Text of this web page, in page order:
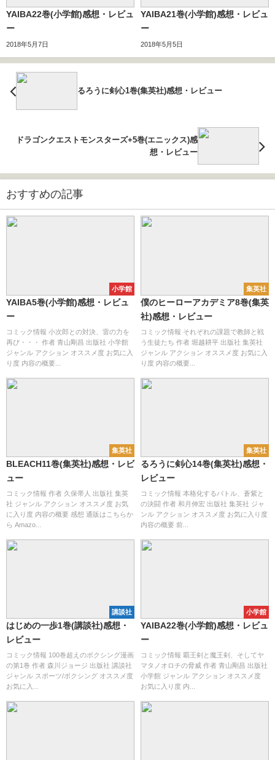
YAIBA22巻(小学館)感想・レビュ
ー
2018年5月7日
YAIBA21巻(小学館)感想・レビュ
ー
2018年5月5日
るろうに剣心1巻(集英社)感想・レビュー
ドラゴンクエストモンスターズ+5巻(エニックス)感
想・レビュー
おすすめの記事
小学館
YAIBA5巻(小学館)感想・レビュ
ー
コミック情報 小次郎との対決、雷の力を
再び・・・ 作者 青山剛昌 出版社 小学館
ジャンル アクション オススメ度 お気に入
り度 内容の概要...
集英社
僕のヒーローアカデミア8巻(集英
社)感想・レビュー
コミック情報 それぞれの課題で教師と戦
う生徒たち 作者 堀越耕平 出版社 集英社
ジャンル アクション オススメ度 お気に入
り度 内容の概要...
集英社
BLEACH11巻(集英社)感想・レビ
ュー
コミック情報 作者 久保帯人 出版社 集英
社 ジャンル アクション オススメ度 お気
に入り度 内容の概要 感想 通販はこちらか
ら Amazo...
集英社
るろうに剣心14巻(集英社)感想・
レビュー
コミック情報 本格化するバトル、蒼紫と
の決闘 作者 和月伸宏 出版社 集英社 ジャ
ンル アクション オススメ度 お気に入り度
内容の概要 前...
講談社
はじめの一歩1巻(講談社)感想・
レビュー
コミック情報 100巻超えのボクシング漫画
の第1巻 作者 森川ジョージ 出版社 講談社
ジャンル スポーツ/ボクシング オススメ度
お気に入...
小学館
YAIBA22巻(小学館)感想・レビュ
ー
コミック情報 覇王剣と魔王剣、そしてヤ
マタノオロチの脅威 作者 青山剛昌 出版社
小学館 ジャンル アクション オススメ度
お気に入り度 内...